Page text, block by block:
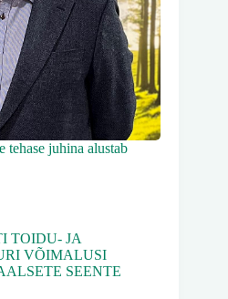
tehase juhina alustab
TOIDU- JA
VÕIMALUSI
SEENTE